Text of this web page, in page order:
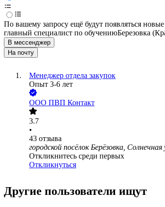
По вашему запросу ещё будут появляться
главный специалист по обучениюБерезовка
В мессенджер
На почту
Менеджер отдела закупок
Опыт 3-6 лет
ООО ПВП Контакт
3.7
•
43 отзыва
городской посёлок Берёзовка,
Откликнитесь среди первых
Откликнуться
Другие пользователи ищут